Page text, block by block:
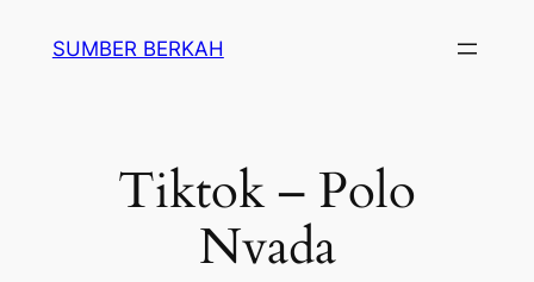
SUMBER BERKAH
Tiktok – Polo
Nvada